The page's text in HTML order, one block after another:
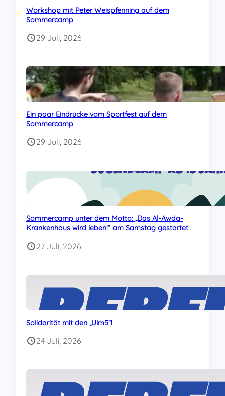
Workshop mit Peter Weispfenning auf dem
Sommercamp
29 Juli, 2026
Ein paar Eindrücke vom Sportfest auf dem
Sommercamp
29 Juli, 2026
Sommercamp unter dem Motto: „Das Al-Awda-
Krankenhaus wird leben!“ am Samstag gestartet
27 Juli, 2026
Solidarität mit den „Ulm5“!
24 Juli, 2026